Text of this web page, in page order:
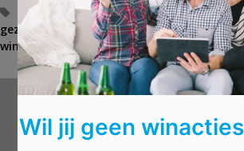
a
g
s
bereide maaltijden,dog chef,Elle,elle
gezond eten
,hond,twee wekene,vers,
winnen
Wat wil je winnen?
Wil jij geen